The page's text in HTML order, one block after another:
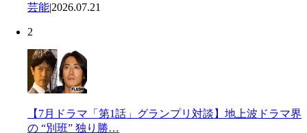
芸能|2026.07.21
2
【7月ドラマ「第1話」グランプリ対談】地上波ドラマ界
の “別班” 独り勝…